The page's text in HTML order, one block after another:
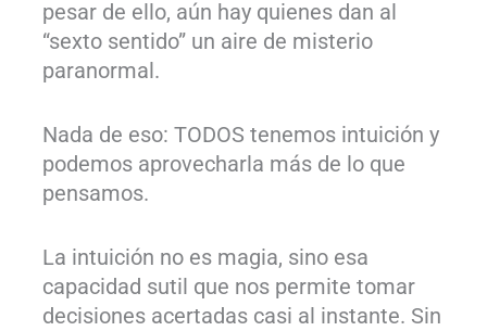
pesar de ello, aún hay quienes dan al
“sexto sentido” un aire de misterio
paranormal.
Nada de eso: TODOS tenemos intuición y
podemos aprovecharla más de lo que
pensamos.
La intuición no es magia, sino esa
capacidad sutil que nos permite tomar
decisiones acertadas casi al instante. Sin